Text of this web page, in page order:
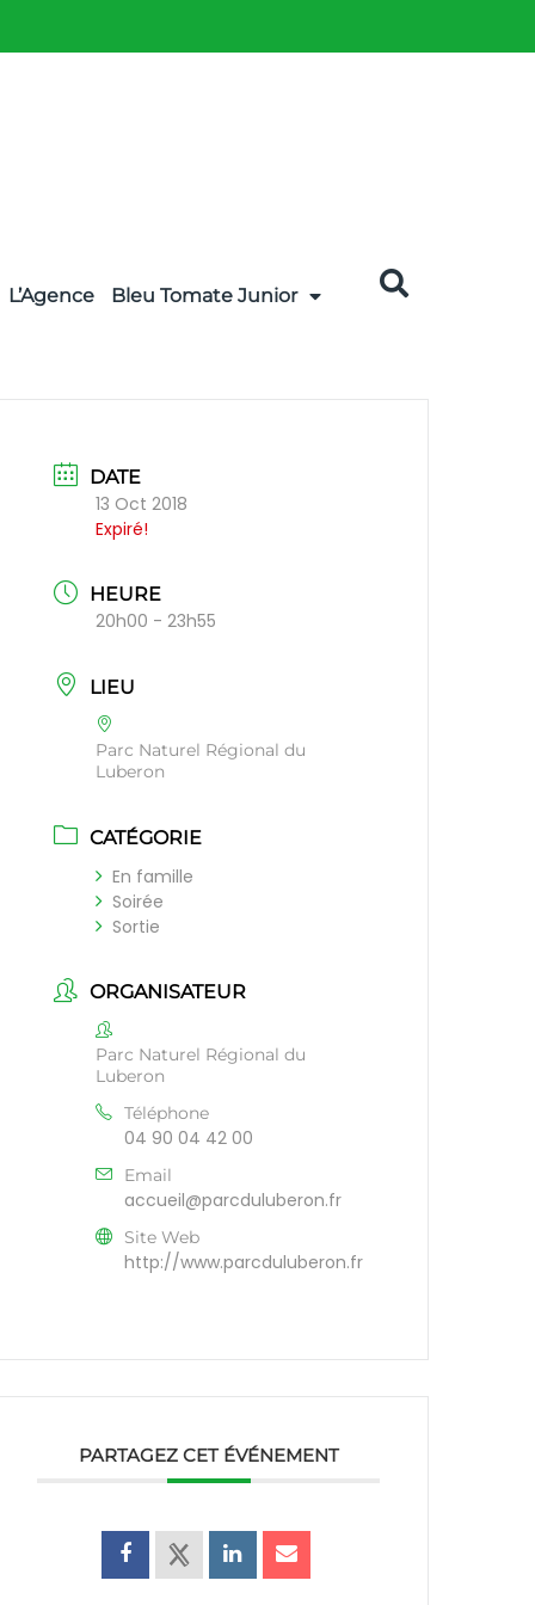
L’Agence Bleu Tomate Junior
DATE
13 Oct 2018
Expiré!
HEURE
20h00 - 23h55
LIEU
Parc Naturel Régional du
Luberon
CATÉGORIE
En famille
Soirée
Sortie
ORGANISATEUR
Parc Naturel Régional du
Luberon
Téléphone
04 90 04 42 00
Email
accueil@parcduluberon.fr
Site Web
http://www.parcduluberon.fr
PARTAGEZ CET ÉVÉNEMENT